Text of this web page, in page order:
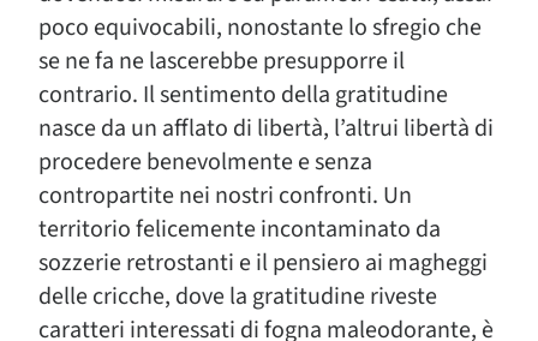
poco equivocabili, nonostante lo sfregio che
se ne fa ne lascerebbe presupporre il
contrario. Il sentimento della gratitudine
nasce da un afflato di libertà, l’altrui libertà di
procedere benevolmente e senza
contropartite nei nostri confronti. Un
territorio felicemente incontaminato da
sozzerie retrostanti e il pensiero ai magheggi
delle cricche, dove la gratitudine riveste
caratteri interessati di fogna maleodorante, è